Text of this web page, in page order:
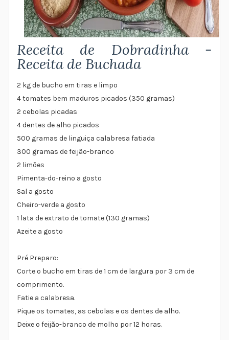
Receita de Dobradinha -
Receita de Buchada
2 kg de bucho em tiras e limpo
4 tomates bem maduros picados (350 gramas)
2 cebolas picadas
4 dentes de alho picados
500 gramas de linguiça calabresa fatiada
300 gramas de feijão-branco
2 limões
Pimenta-do-reino a gosto
Sal a gosto
Cheiro-verde a gosto
1 lata de extrato de tomate (130 gramas)
Azeite a gosto
Pré Preparo:
Corte o bucho em tiras de 1 cm de largura por 3 cm de
comprimento.
Fatie a calabresa.
Pique os tomates, as cebolas e os dentes de alho.
Deixe o feijão-branco de molho por 12 horas.